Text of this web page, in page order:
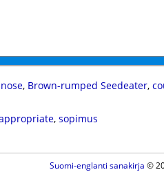
, Brown-rumped Seedeater,
, sopimus
Suomi-englanti sanakirja ©